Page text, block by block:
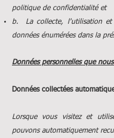
politique de confidentialité et
b. La collecte, l'utilisation et
données énumérées dans la
Données personnelles que
Données collectées
Lorsque vous visitez et
pouvons automatiquement